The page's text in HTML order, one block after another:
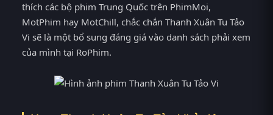
thích các bộ phim Trung Quốc trên PhimMoi,
MotPhim hay MotChill, chắc chắn Thanh Xuân Tu Tảo
Vi sẽ là một bổ sung đáng giá vào danh sách phải xem
của mình tại RoPhim.